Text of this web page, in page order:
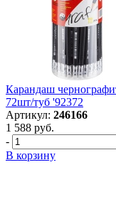
Карандаш
72шт/туб '92372
Артикул: 246166
1 588 руб.
-
В корзину